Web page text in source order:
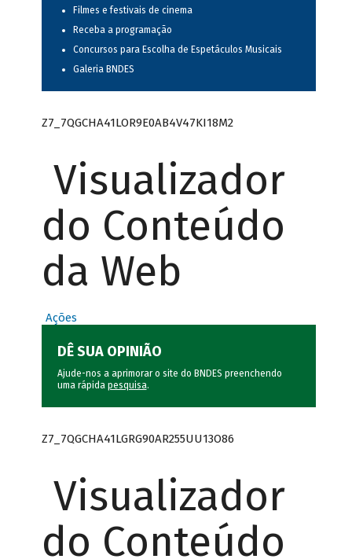
Filmes e festivais de cinema
Receba a programação
Concursos para Escolha de Espetáculos Musicais
Galeria BNDES
Z7_7QGCHA41LOR9E0AB4V47KI18M2
Visualizador
do Conteúdo
da Web
Ações
DÊ SUA OPINIÃO
Ajude-nos a aprimorar o site do BNDES preenchendo
uma rápida pesquisa.
Z7_7QGCHA41LGRG90AR255UU13O86
Visualizador
do Conteúdo